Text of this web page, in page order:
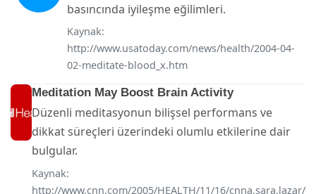
basıncında iyileşme eğilimleri.
Kaynak:
http://www.usatoday.com/news/health/2004-04-
02-meditate-blood_x.htm
Meditation May Boost Brain Activity
Düzenli meditasyonun bilişsel performans ve
dikkat süreçleri üzerindeki olumlu etkilerine dair
bulgular.
Kaynak:
http://www.cnn.com/2005/HEALTH/11/16/cnna.sara.lazar/